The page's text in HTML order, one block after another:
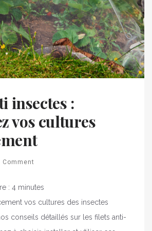
insectes :
vos cultures
Comment
: 4 minutes
vos cultures des insectes
conseils détaillés sur les filets anti-